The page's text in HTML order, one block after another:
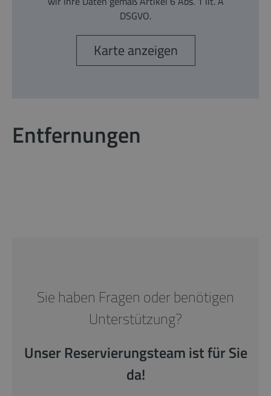
DSGVO.
Karte anzeigen
Entfernungen
Sie haben Fragen oder benötigen
Unterstützung?
Unser Reservierungsteam ist für Sie
da!